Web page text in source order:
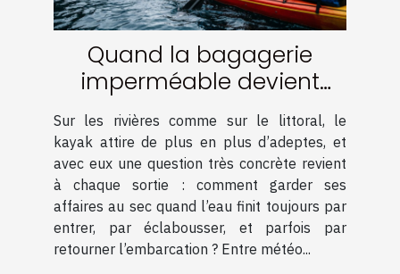
Quand la bagagerie
imperméable devient
l’alliée des aventuriers en
kayak
Sur les rivières comme sur le littoral, le
kayak attire de plus en plus d’adeptes, et
avec eux une question très concrète revient
à chaque sortie : comment garder ses
affaires au sec quand l’eau finit toujours par
entrer, par éclabousser, et parfois par
retourner l’embarcation ? Entre météo...